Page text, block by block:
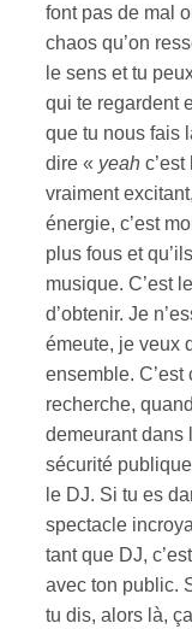
font pas de mal
chaos qu’on
le sens et tu
qui te regardent
que tu nous fais
dire « yeah c’est
vraiment
énergie, c’est
plus fous et
musique. C’est
d’obtenir. Je
émeute, je veux
ensemble. C’est
recherche,
demeurant dans
sécurité
le DJ. Si tu es
spectacle
tant que DJ,
avec ton public.
tu dis, alors là,